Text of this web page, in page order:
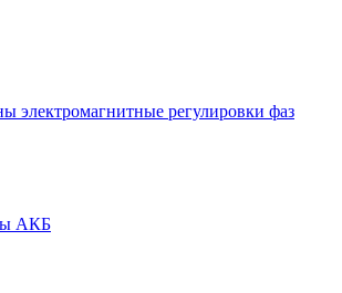
электромагнитные регулировки фаз
АКБ